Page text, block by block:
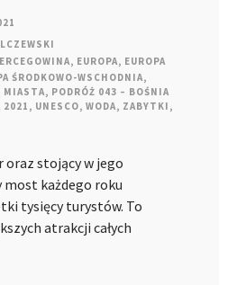
, EUROPA, EUROPA
ŚRODKOWO-WSCHODNIA,
MIASTA, PODRÓŻ 043 – BOŚNIA
2021 , UNESCO, WODA, ZABYTKI ,
oraz stojący w jego
każdego roku
tysięcy turystów. To
atrakcji całych